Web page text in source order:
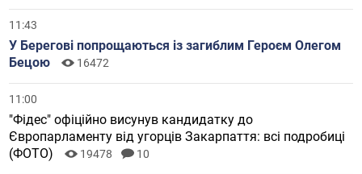
11:43
У Берегові попрощаються із загиблим Героєм Олегом
Бецою
16472
11:00
"Фідес" офіційно висунув кандидатку до
Європарламенту від угорців Закарпаття: всі подробиці
(ФОТО)
19478 10